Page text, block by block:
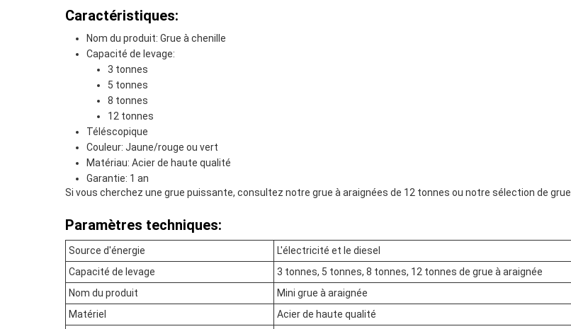
Caractéristiques:
Nom du produit: Grue à chenille
Capacité de levage:
3 tonnes
5 tonnes
8 tonnes
12 tonnes
Téléscopique
Couleur: Jaune/rouge ou vert
Matériau: Acier de haute qualité
Garantie: 1 an
Si vous cherchez une grue puissante, consultez notre grue à araignées de 12 tonnes ou notre sélection de
Paramètres techniques:
Source d'énergie
L'électricité et le diesel
Capacité de levage
3 tonnes, 5 tonnes, 8 tonnes, 12 tonnes de grue à araignée
Nom du produit
Mini grue à araignée
Matériel
Acier de haute qualité